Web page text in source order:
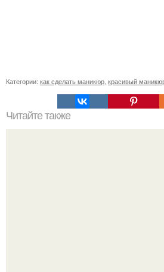
Категории: как сделать маникюр красивый
Читайте также